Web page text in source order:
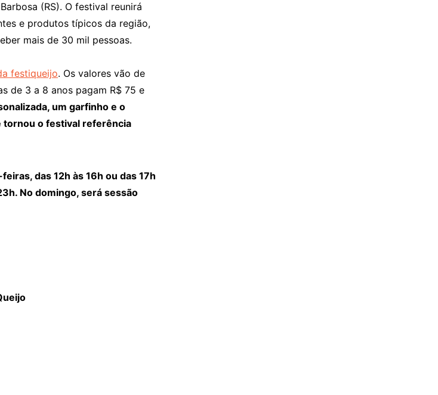
(RS). O festival reunirá
e produtos típicos da região,
mais de 30 mil pessoas.
festiqueijo. Os valores vão de
de 3 a 8 anos pagam R$ 75 e
um garfinho e o
tornou o festival referência
das 12h às 16h ou das 17h
No domingo, será sessão